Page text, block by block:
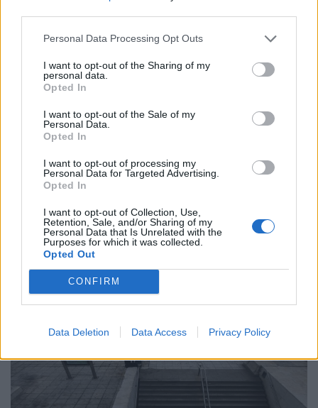
Personal Data Processing Opt Outs
I want to opt-out of the Sharing of my
personal data.
Opted In
I want to opt-out of the Sale of my
Personal Data.
Opted In
I want to opt-out of processing my
Personal Data for Targeted Advertising.
Opted In
I want to opt-out of Collection, Use,
Retention, Sale, and/or Sharing of my
Personal Data that Is Unrelated with the
Purposes for which it was collected.
Opted Out
CONFIRM
Data Deletion Data Access Privacy Policy
Ώρα να μπερδευτούμε ξανά: Γυρίζουμε τα
ρολόγια μία ώρα πίσω γιατί… έτσι συνηθίσαμε
16.10.25
Την Κυριακή 26 Οκτωβρίου, στις 04:00 τα ξημερώματα, θα
ξαναζήσουμε το πιο παράλογο ευρωπαϊκό ραντεβού με τον
χρόνο: θα γυρίσουμε τα ρολόγια μας πίσω μία ώρα, για να
"εξοικονομήσουμε ενέργεια".